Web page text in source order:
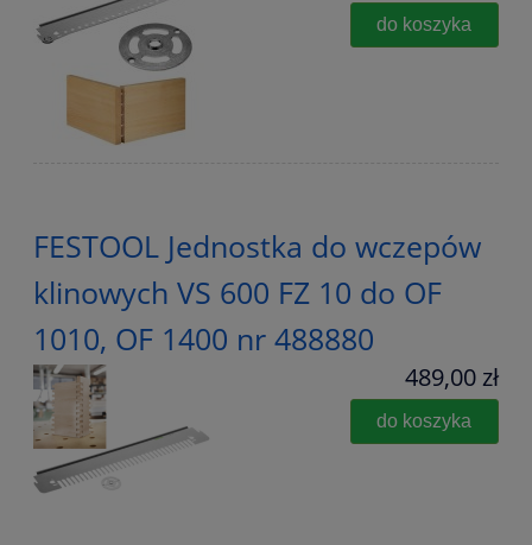
do koszyka
FESTOOL Jednostka do wczepów
klinowych VS 600 FZ 10 do OF
1010, OF 1400 nr 488880
489,00 zł
do koszyka